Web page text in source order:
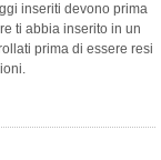
inseriti devono prima
ti abbia inserito in un
prima di essere resi